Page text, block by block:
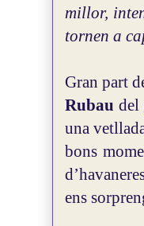
millor,
tornen a
Gran part
Rubau del
una
bons
ens